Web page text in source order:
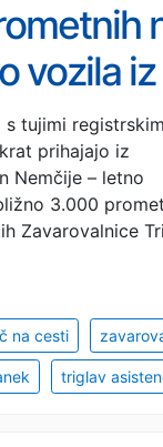
vozila iz
tujimi
prihajajo iz
Nemčije – letno
3.000
Zavarovalnice
na cesti
triglav